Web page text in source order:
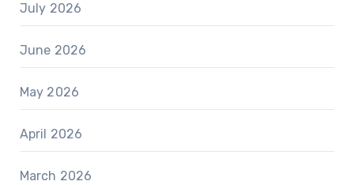
July 2026
June 2026
May 2026
April 2026
March 2026